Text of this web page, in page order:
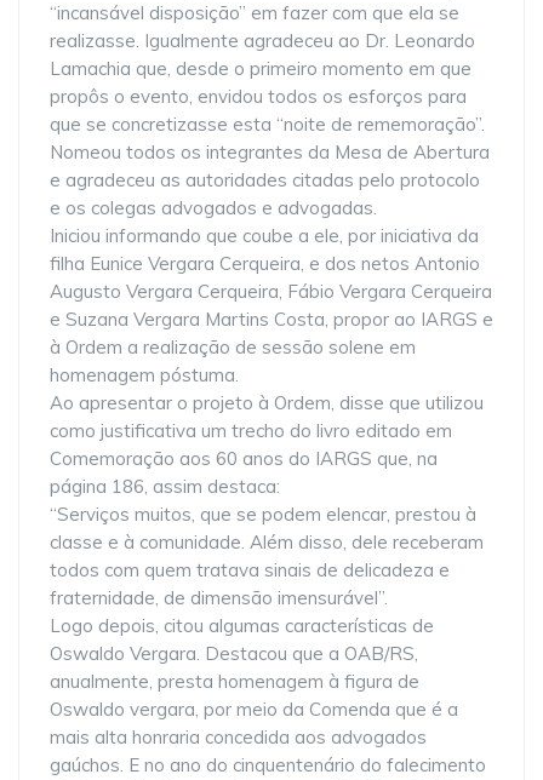
“incansável disposição” em fazer com que ela se
realizasse. Igualmente agradeceu ao Dr. Leonardo
Lamachia que, desde o primeiro momento em que
propôs o evento, envidou todos os esforços para
que se concretizasse esta “noite de rememoração”.
Nomeou todos os integrantes da Mesa de Abertura
e agradeceu as autoridades citadas pelo protocolo
e os colegas advogados e advogadas.
Iniciou informando que coube a ele, por iniciativa da
filha Eunice Vergara Cerqueira, e dos netos Antonio
Augusto Vergara Cerqueira, Fábio Vergara Cerqueira
e Suzana Vergara Martins Costa, propor ao IARGS e
à Ordem a realização de sessão solene em
homenagem póstuma.
Ao apresentar o projeto à Ordem, disse que utilizou
como justificativa um trecho do livro editado em
Comemoração aos 60 anos do IARGS que, na
página 186, assim destaca:
“Serviços muitos, que se podem elencar, prestou à
classe e à comunidade. Além disso, dele receberam
todos com quem tratava sinais de delicadeza e
fraternidade, de dimensão imensurável”.
Logo depois, citou algumas características de
Oswaldo Vergara. Destacou que a OAB/RS,
anualmente, presta homenagem à figura de
Oswaldo vergara, por meio da Comenda que é a
mais alta honraria concedida aos advogados
gaúchos. E no ano do cinquentenário do falecimento